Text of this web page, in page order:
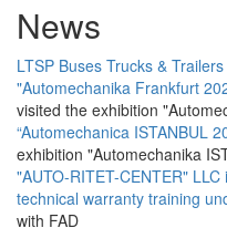
News
LTSP Buses Trucks &
"Automechanika Frankfurt
visited the exhibition
“Automechanica ISTANBUL
exhibition "Automechanika
"AUTO-RITET-CENTER"
technical warranty training
with FAD